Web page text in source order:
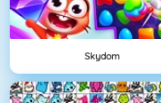
Skydom